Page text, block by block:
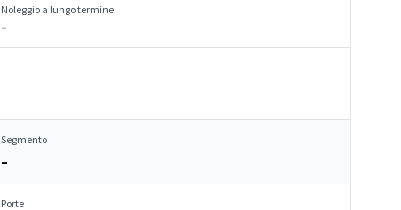
Noleggio a lungo termine
–
Segmento
–
Porte